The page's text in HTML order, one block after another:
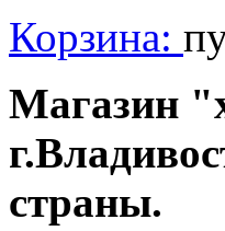
Корзина:
Магазин
страны.